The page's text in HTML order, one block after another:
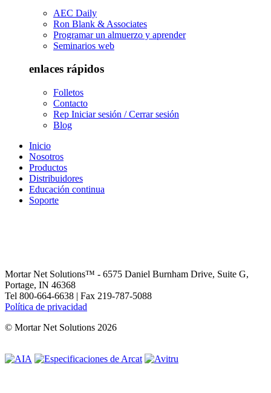
AEC Daily
Ron Blank & Associates
Programar un almuerzo y aprender
Seminarios web
enlaces rápidos
Folletos
Contacto
Rep Iniciar sesión / Cerrar sesión
Blog
Inicio
Nosotros
Productos
Distribuidores
Educación continua
Soporte
Mortar Net Solutions™ - 6575 Daniel Burnham Drive, Suite G,
Portage, IN 46368
Tel 800-664-6638 | Fax 219-787-5088
Política de privacidad
© Mortar Net Solutions 2026